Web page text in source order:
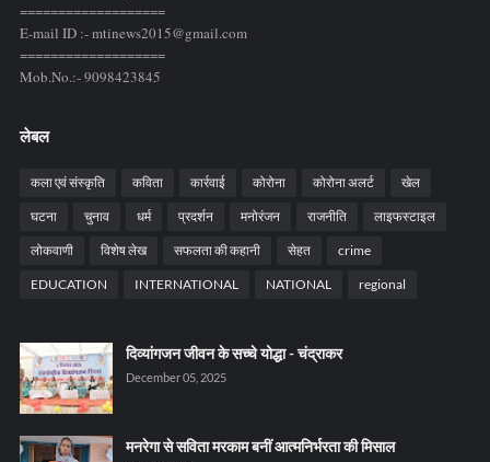
===================
E-mail ID :- mtinews2015@gmail.com
===================
Mob.No.:- 9098423845
लेबल
कला एवं संस्कृति कविता कार्रवाई कोरोना कोरोना अलर्ट खेल
घटना चुनाव धर्म प्रदर्शन मनोरंजन राजनीति लाइफस्टाइल
लोकवाणी विशेष लेख सफलता की कहानी सेहत crime
EDUCATION INTERNATIONAL NATIONAL regional
दिव्यांगजन जीवन के सच्चे योद्धा - चंद्राकर
December 05, 2025
मनरेगा से सविता मरकाम बनीं आत्मनिर्भरता की मिसाल